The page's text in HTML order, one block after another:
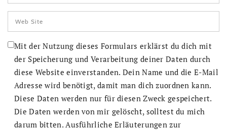
Mit der Nutzung dieses Formulars erklärst du dich mit
der Speicherung und Verarbeitung deiner Daten durch
diese Website einverstanden. Dein Name und die E-Mail
Adresse wird benötigt, damit man dich zuordnen kann.
Diese Daten werden nur für diesen Zweck gespeichert.
Die Daten werden von mir gelöscht, solltest du mich
darum bitten. Ausführliche Erläuterungen zur